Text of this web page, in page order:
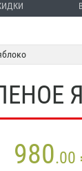
980.00